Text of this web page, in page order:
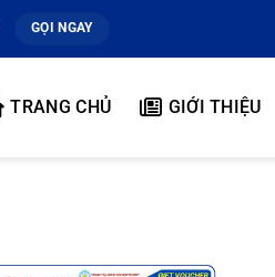
GỌI NGAY
TRANG CHỦ GIỚI THIỆU